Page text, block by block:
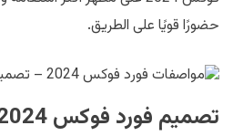
حضورًا قويًا على الطريق.
تصميم فورد فوكس 2024 الداخلي